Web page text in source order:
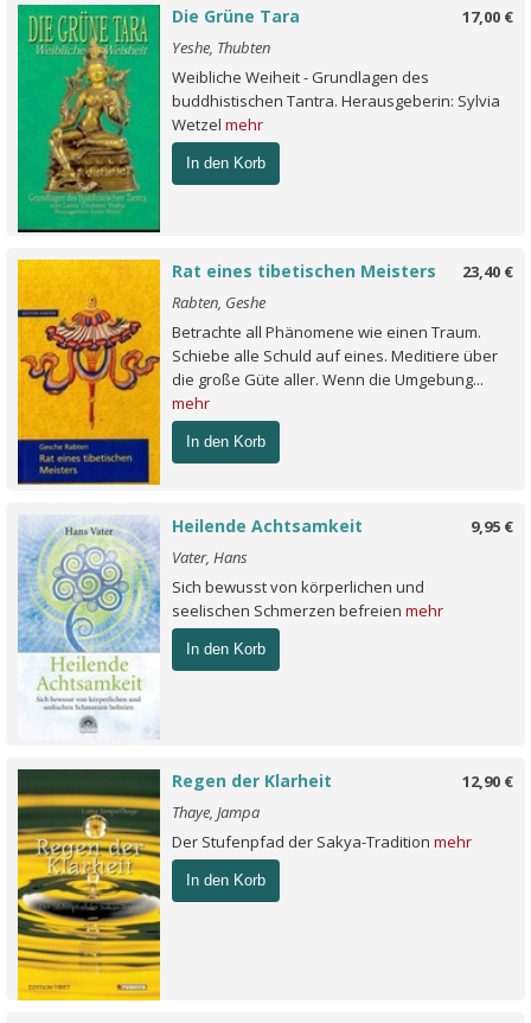
17,00 €
Die Grüne Tara
Yeshe, Thubten
Weibliche Weiheit - Grundlagen des
buddhistischen Tantra. Herausgeberin: Sylvia
Wetzel mehr
In den Korb
23,40 €
Rat eines tibetischen Meisters
Rabten, Geshe
Betrachte all Phänomene wie einen Traum.
Schiebe alle Schuld auf eines. Meditiere über
die große Güte aller. Wenn die Umgebung...
mehr
In den Korb
9,95 €
Heilende Achtsamkeit
Vater, Hans
Sich bewusst von körperlichen und
seelischen Schmerzen befreien mehr
In den Korb
12,90 €
Regen der Klarheit
Thaye, Jampa
Der Stufenpfad der Sakya-Tradition mehr
In den Korb